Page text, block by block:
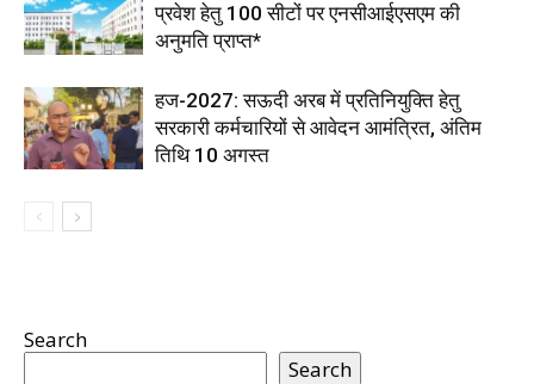
प्रवेश हेतु 100 सीटों पर एनसीआईएसएम की
अनुमति प्राप्त*
हज-2027: सऊदी अरब में प्रतिनियुक्ति हेतु
सरकारी कर्मचारियों से आवेदन आमंत्रित, अंतिम
तिथि 10 अगस्त
Search
Search